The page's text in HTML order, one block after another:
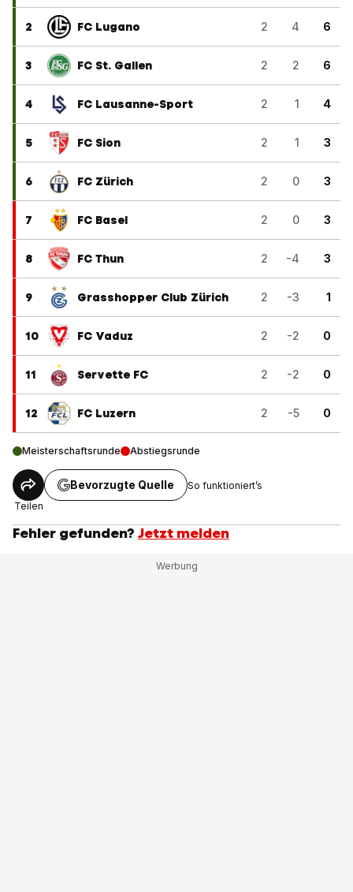
2 FC Lugano 2 4 6
3 FC St. Gallen 2 2 6
4 FC Lausanne-Sport 2 1 4
5 FC Sion 2 1 3
6 FC Zürich 2 0 3
7 FC Basel 2 0 3
8 FC Thun 2 -4 3
9 Grasshopper Club Zürich 2 -3 1
10 FC Vaduz 2 -2 0
11 Servette FC 2 -2 0
12 FC Luzern 2 -5 0
Meisterschaftsrunde Abstiegsrunde
Teilen
Bevorzugte Quelle So funktioniert’s
Fehler gefunden? Jetzt melden